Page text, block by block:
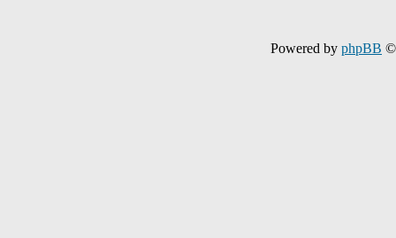
Powered by phpBB ©